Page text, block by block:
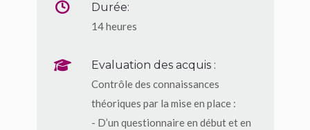
Durée:
14 heures
Evaluation des acquis :
Contrôle des connaissances
théoriques par la mise en place :
- D’un questionnaire en début et en